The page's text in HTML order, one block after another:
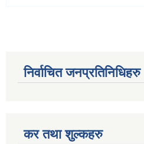
निर्वाचित जनप्रतिनिधिहरु
कर तथा शुल्कहरु